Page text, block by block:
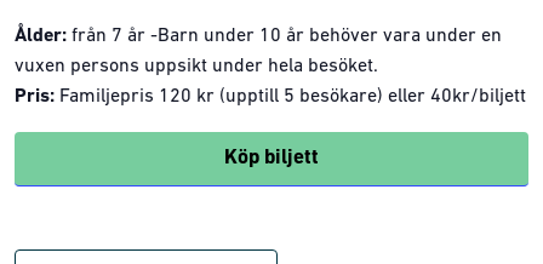
Ålder: från 7 år -Barn under 10 år behöver vara under en
vuxen persons uppsikt under hela besöket.
Pris: Familjepris 120 kr (upptill 5 besökare) eller 40kr/biljett
Köp biljett